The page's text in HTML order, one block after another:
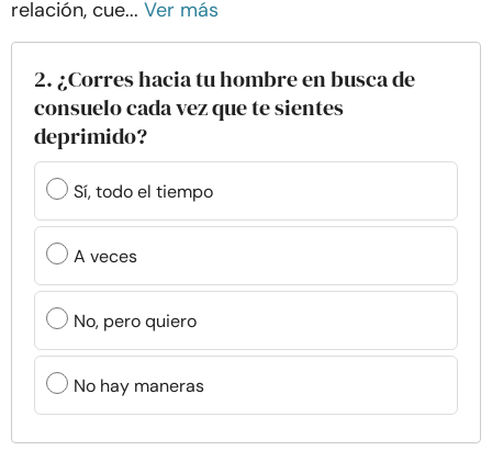
relación, cue... Ver más
2. ¿Corres hacia tu hombre en busca de
consuelo cada vez que te sientes
deprimido?
Sí, todo el tiempo
A veces
No, pero quiero
No hay maneras